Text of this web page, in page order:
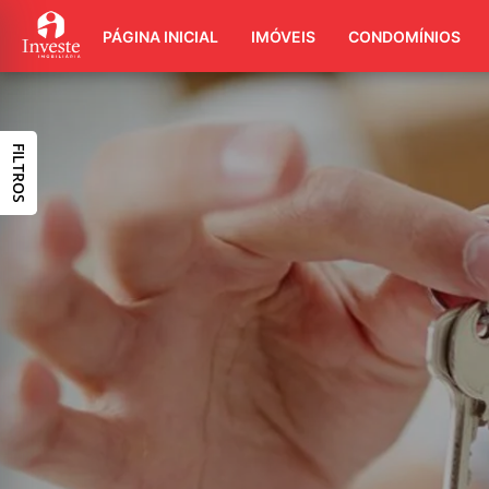
PÁGINA INICIAL IMÓVEIS CONDOMÍNIOS
FILTROS